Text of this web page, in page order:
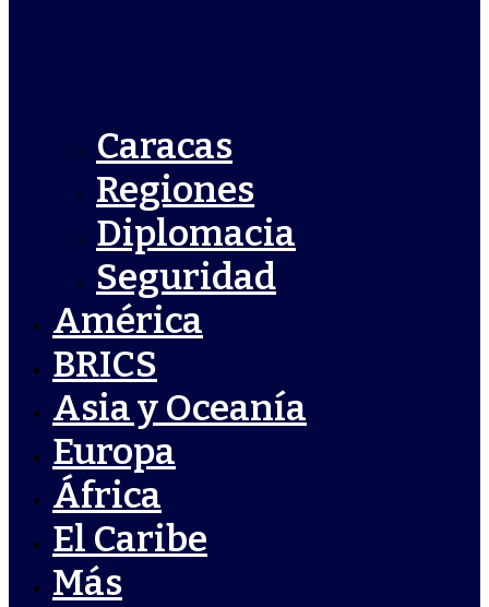
Caracas
Regiones
Diplomacia
Seguridad
América
BRICS
Asia y Oceanía
Europa
África
El Caribe
Más